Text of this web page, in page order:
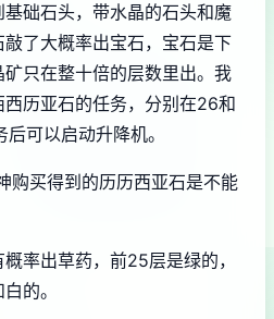
础石头，带水晶的石头和魔
了大概率出宝石，宝石是下
只在整十倍的层数里出。我
历亚石的任务，分别在26和
可以启动升降机。
购买得到的历历西亚石是不能
率出草药，前25层是绿的，
的。